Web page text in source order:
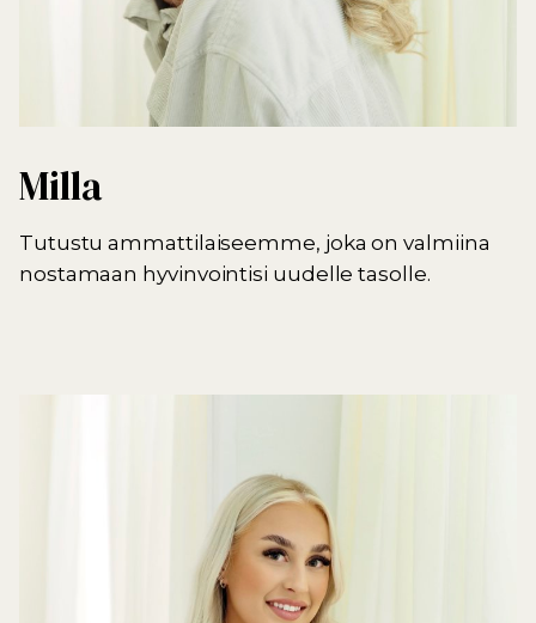
Milla
Tutustu ammattilaiseemme, joka on valmiina
nostamaan hyvinvointisi uudelle tasolle.